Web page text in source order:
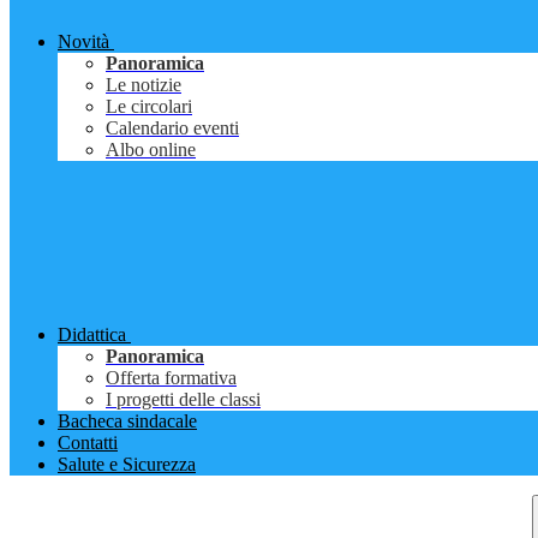
Novità
Panoramica
Le notizie
Le circolari
Calendario eventi
Albo online
Didattica
Panoramica
Offerta formativa
I progetti delle classi
Bacheca sindacale
Contatti
Salute e Sicurezza